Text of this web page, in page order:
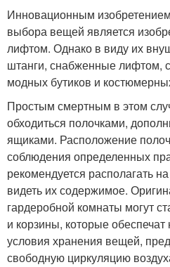
Инновационным
выбора вещей является
лифтом. Однако в виду их
штанги, снабженные лифтом,
модных бутиков и
Простым смертным в этом
обходиться полочками,
ящиками. Расположение
соблюдения определенных
рекомендуется располагать
видеть их содержимое.
гардеробной комнаты могут
и корзины, которые
условия хранения вещей,
свободную циркуляцию